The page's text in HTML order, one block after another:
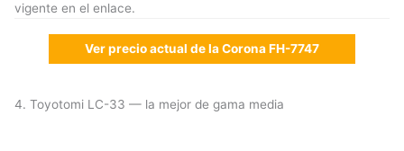
vigente en el enlace.
Ver precio actual de la Corona FH-7747
4. Toyotomi LC-33 — la mejor de gama media